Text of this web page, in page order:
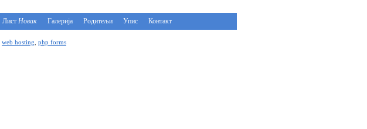
Лист Новак Галерија Родитељи Упис Контакт
web hosting php forms